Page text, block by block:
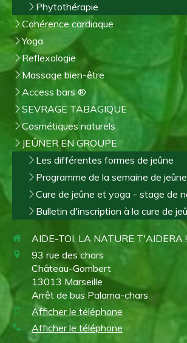
Phytothérapie
Cohérence cardiaque
Yoga
Reflexologie
Massage bien-être
Access bars ®
SEVRAGE TABAGIQUE
Cosmétiques naturels
JEÛNER EN GROUPE
Les différentes formes de jeûne
Programme de la semaine de
Cure de jeûne et yoga - stage de
Bulletin d'inscription à la cure de
AIDE-TOI, LA NATURE T'AIDERA !
93 rue des chars
Château-Gombert
13013 Marseille
Arrêt de bus Palama-chars
Afficher le téléphone
Afficher le téléphone